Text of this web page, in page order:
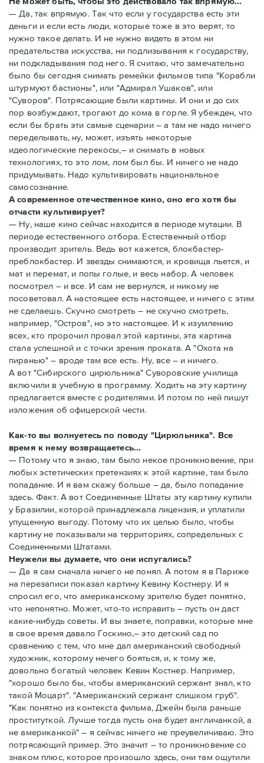
— Да, так впрямую. Так что если у государства есть эти
деньги и если есть люди, которые тоже в это верят, то
нужно такое делать. И не нужно видеть в этом ни
предательства искусства, ни подлизывания к государству,
ни подкладывания под него. Я считаю, что замечательно
было бы сегодня снимать ремейки фильмов типа "Корабли
штурмуют бастионы", или "Адмирал Ушаков", или
"Суворов". Потрясающие были картины. И они и до сих
пор возбуждают, трогают до кома в горле. Я убежден, что
если бы брать эти самые сценарии – а там не надо ничего
переделывать, ну, может, изъять некоторые
идеологические перекосы,– и снимать в новых
технологиях, то это лом, лом был бы. И ничего не надо
придумывать. Надо культивировать национальное
самосознание.
А современное отечественное кино, оно его хотя бы
отчасти культивирует?
— Ну, наше кино сейчас находится в периоде мутации. В
периоде естественного отбора. Естественный отбор
производит зритель. Ведь вот кажется, блокбастер-
преблокбастер. И звезды снимаются, и кровища льется, и
мат и перемат, и попы голые, и весь набор. А человек
посмотрел – и все. И сам не вернулся, и никому не
посоветовал. А настоящее есть настоящее, и ничего с этим
не сделаешь. Скучно смотреть – не скучно смотреть,
например, "Остров", но это настоящее. И к изумлению
всех, кто пророчил провал этой картины, эта картина
стала успешной и с точки зрения проката. А "Охота на
пиранью" – вроде там все есть. Ну, все – и ничего.
А вот "Сибирского цирюльника" Суворовские училища
включили в учебную в программу. Ходить на эту картину
предлагается вместе с родителями. И потом по ней пишут
изложения об офицерской чести.
Как-то вы волнуетесь по поводу "Цирюльника". Все
время к нему возвращаетесь...
— Потому что я знаю, там было некое проникновение, при
любых эстетических претензиях к этой картине, там было
попадание. И я вам скажу больше – да, было попадание
здесь. Факт. А вот Соединенные Штаты эту картину купили
у Бразилии, которой принадлежала лицензия, и уплатили
упущенную выгоду. Потому что их целью было, чтобы
картину не показывали на территориях, сопредельных с
Соединенными Штатами.
Неужели вы думаете, что они испугались?
— Да я сам сначала ничего не понял. А потом я в Париже
на перезаписи показал картину Кевину Костнеру. И я
спросил его, что американскому зрителю будет понятно,
что непонятно. Может, что-то исправить – пусть он даст
какие-нибудь советы. И вы знаете, поправки, которые мне
в свое время давало Госкино,– это детский сад по
сравнению с тем, что мне дал американский свободный
художник, которому нечего бояться, и, к тому же,
довольно богатый человек Кевин Костнер. Например,
"хорошо было бы, чтобы американский сержант знал, кто
такой Моцарт". "Американский сержант слишком груб".
"Как понятно из контекста фильма, Джейн была раньше
проституткой. Лучше тогда пусть она будет англичанкой, а
не американкой" – я сейчас ничего не преувеличиваю. Это
потрясающий пример. Это значит – то проникновение со
знаком плюс, которое произошло здесь, они там ощутили